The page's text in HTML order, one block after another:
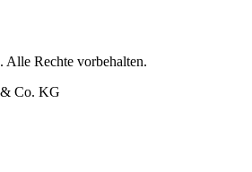
Rechte vorbehalten.
Co. KG